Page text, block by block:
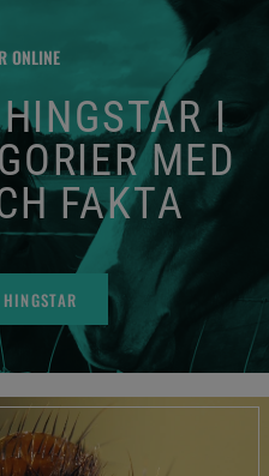
ONLINE
I
MED
FAKTA